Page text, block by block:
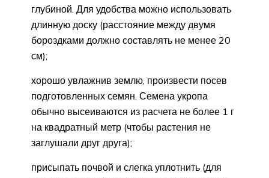
глубиной. Для удобства можно использовать
длинную доску (расстояние между двумя
бороздками должно составлять не менее 20
см);
хорошо увлажнив землю, произвести посев
подготовленных семян. Семена укропа
обычно высеиваются из расчета не более 1 г
на квадратный метр (чтобы растения не
заглушали друг друга);
присыпать почвой и слегка уплотнить (для